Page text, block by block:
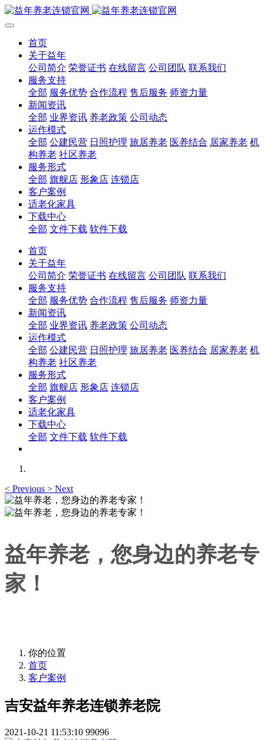
首页
关于益年
公司简介 荣誉证书 在线留言 公司团队 联系我们
服务支持
全部 服务优势 合作流程 售后服务 师资力量
新闻资讯
全部 业界资讯 养老政策 公司动态
运作模式
全部 公建民营 日照护理 旅居养老 医养结合 居家养老 机
构养老 社区养老
服务形式
全部 旗舰店 形象店 连锁店
客户案例
适老化家具
下载中心
全部 文件下载 软件下载
首页
关于益年
公司简介 荣誉证书 在线留言 公司团队 联系我们
服务支持
全部 服务优势 合作流程 售后服务 师资力量
新闻资讯
全部 业界资讯 养老政策 公司动态
运作模式
全部 公建民营 日照护理 旅居养老 医养结合 居家养老 机
构养老 社区养老
服务形式
全部 旗舰店 形象店 连锁店
客户案例
适老化家具
下载中心
全部 文件下载 软件下载
< Previous > Next
益年养老，您身边的养老专
家！
你的位置
首页
客户案例
吉安益年养老连锁养老院
2021-10-21 11:53:10 99096